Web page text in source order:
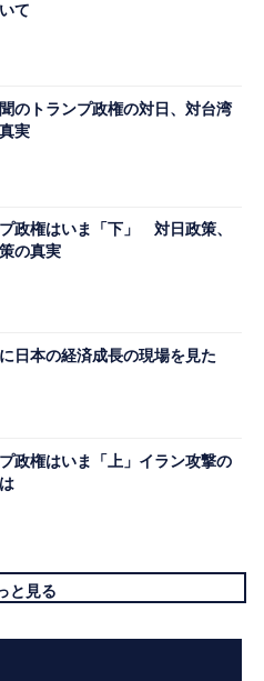
て
のトランプ政権の対日、対台湾
実
プ政権はいま「下」 対日政策、
の真実
日本の経済成長の現場を見た
政権はいま「上」イラン攻撃の
と見る